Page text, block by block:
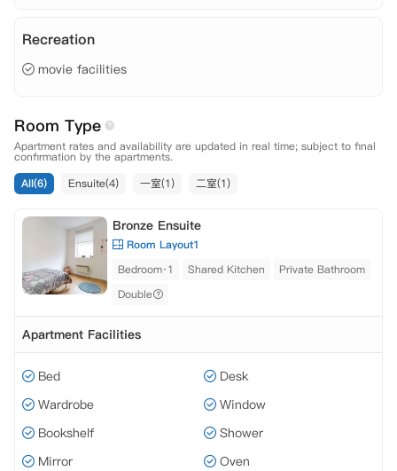
Recreation
movie facilities
Room Type
Apartment rates and availability are updated in real time; subject to final
confirmation by the apartments.
All(6)
Ensuite(4) 一室(1) 二室(1)
Bronze Ensuite
Room Layout1
Bedroom·1
Shared Kitchen
Private Bathroom
Double
Apartment Facilities
Bed
Desk
Wardrobe
Window
Bookshelf
Shower
Mirror
Oven